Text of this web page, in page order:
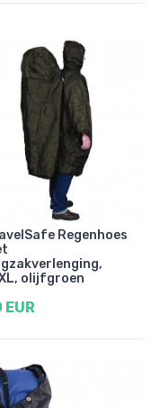
Regenhoes
olijfgroen
EUR